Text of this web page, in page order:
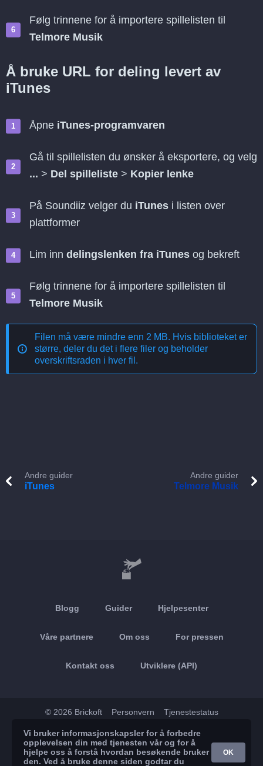
Følg trinnene for å importere spillelisten til
Telmore Musik
Å bruke URL for deling levert av
iTunes
Åpne iTunes-programvaren
Gå til spillelisten du ønsker å eksportere, og velg
... > Del spilleliste > Kopier lenke
På Soundiiz velger du iTunes i listen over
plattformer
Lim inn delingslenken fra iTunes og bekreft
Følg trinnene for å importere spillelisten til
Telmore Musik
Filen må være mindre enn 2 MB. Hvis biblioteket er
større, deler du det i flere filer og beholder
overskriftsraden i hver fil.
Andre guider
iTunes
Andre guider
Telmore Musik
Blogg Guider Hjelpesenter
Våre partnere Om oss For pressen
Kontakt oss Utviklere (API)
© 2026 Brickoft Personvern Tjenestestatus
App Store Google Play
Vi bruker informasjonskapsler for å forbedre
opplevelsen din med tjenesten vår og for å
hjelpe oss å forstå hvordan besøkende bruker
den. Ved å bruke denne siden godtar du
OK